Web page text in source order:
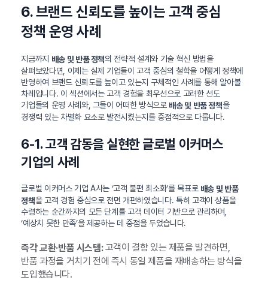
6. 브랜드 신뢰도를 높이는 고객 중심
정책 운영 사례
지금까지 배송 및 반품 정책의 전략적 설계와 기술 혁신 방법을
살펴보았다면, 이제는 실제 기업들이 고객 중심의 철학을 어떻게 정책에
반영하여 브랜드 신뢰도를 높이고 있는지 구체적인 사례를 통해 알아볼
차례입니다. 이 섹션에서는 고객 경험을 최우선으로 고려한 선도
기업들의 운영 사례와, 그들이 어떠한 방식으로 배송 및 반품 정책을
경쟁력 있는 차별화 요소로 발전시켰는지를 중점적으로 다룹니다.
6-1. 고객 감동을 실현한 글로벌 이커머스
기업의 사례
글로벌 이커머스 기업 A사는 ‘고객 불편 최소화’를 목표로 배송 및 반품
정책을 고객 경험 중심으로 전면 개편하였습니다. 특히 고객이 상품을
수령하는 순간까지의 모든 단계를 고객 데이터 기반으로 관리하며,
‘예상치 못한 만족’을 제공하는 데 중점을 두었습니다.
즉각 교환·반품 시스템:고객이 결함 있는 제품을 발견하면,
반품 과정을 거치기 전에 즉시 동일 제품을 재배송하는 방식을
도입했습니다.